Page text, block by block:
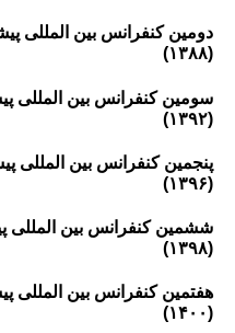
کنفرانس بین المللی
کنفرانس بین المللی
کنفرانس بین المللی پیشرفت
کنفرانس بین المللی
کنفرانس بین المللی پیشرفت